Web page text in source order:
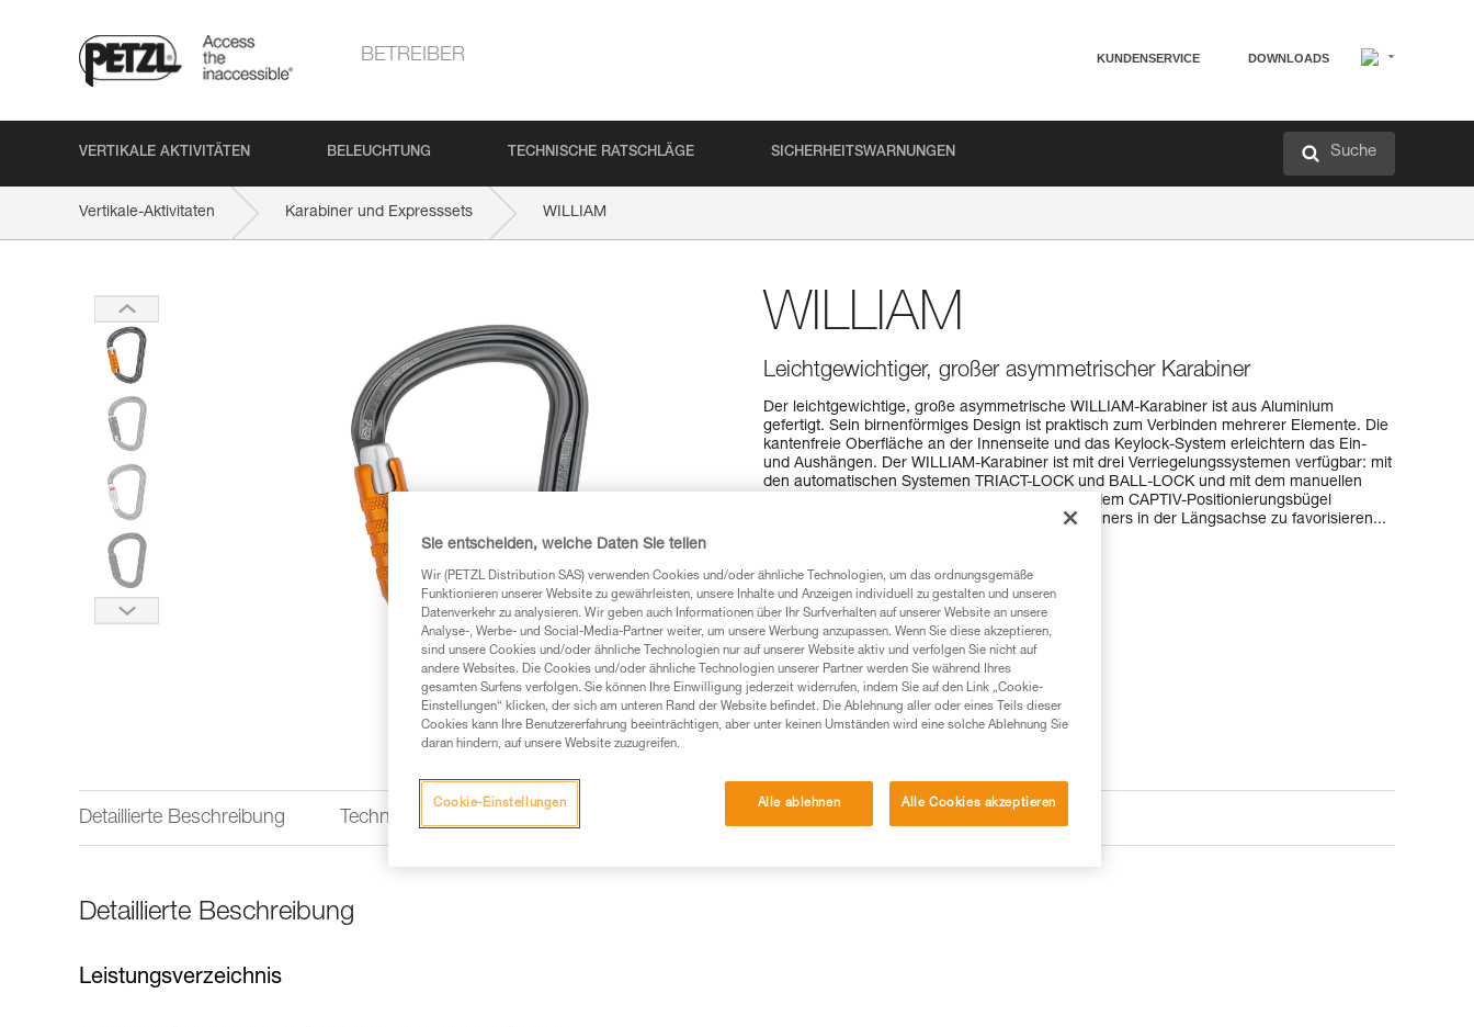
BETREIBER KUNDENSERVICE DOWNLOADS
VERTIKALE AKTIVITÄTEN BELEUCHTUNG TECHNISCHE RATSCHLÄGE SICHERHEITSWARNUNGEN Suche
Vertikale-Aktivitaten Karabiner und Expresssets WILLIAM
WILLIAM
Leichtgewichtiger, großer asymmetrischer Karabiner
Der leichtgewichtige, große asymmetrische WILLIAM-Karabiner ist aus Aluminium
gefertigt. Sein birnenförmiges Design ist praktisch zum Verbinden mehrerer Elemente. Die
kantenfreie Oberfläche an der Innenseite und das Keylock-System erleichtern das Ein-
und Aushängen. Der WILLIAM-Karabiner ist mit drei Verriegelungssystemen verfügbar: mit
den automatischen Systemen TRIACT-LOCK und BALL-LOCK und mit dem manuellen
SCREW-LOCK-System. Der WILLIAM kann mit dem CAPTIV-Positionierungsbügel
kombiniert werden, um die Belastung des Karabiners in der Längsachse zu favorisieren...
Einen Händler finden
Detaillierte Beschreibung Technische Informationen
Detaillierte Beschreibung
Leistungsverzeichnis
Sie entscheiden, welche Daten Sie teilen
Wir (PETZL Distribution SAS) verwenden Cookies und/oder ähnliche Technologien, um das ordnungsgemäße
Funktionieren unserer Website zu gewährleisten, unsere Inhalte und Anzeigen individuell zu gestalten und unseren
Datenverkehr zu analysieren. Wir geben auch Informationen über Ihr Surfverhalten auf unserer Website an unsere
Analyse-, Werbe- und Social-Media-Partner weiter, um unsere Werbung anzupassen. Wenn Sie diese akzeptieren,
sind unsere Cookies und/oder ähnliche Technologien nur auf unserer Website aktiv und verfolgen Sie nicht auf
andere Websites. Die Cookies und/oder ähnliche Technologien unserer Partner werden Sie während Ihres
gesamten Surfens verfolgen. Sie können Ihre Einwilligung jederzeit widerrufen, indem Sie auf den Link „Cookie-
Einstellungen“ klicken, der sich am unteren Rand der Website befindet. Die Ablehnung aller oder eines Teils dieser
Cookies kann Ihre Benutzererfahrung beeinträchtigen, aber unter keinen Umständen wird eine solche Ablehnung Sie
daran hindern, auf unsere Website zuzugreifen.
Alle ablehnen Alle Cookies akzeptieren
Cookie-Einstellungen